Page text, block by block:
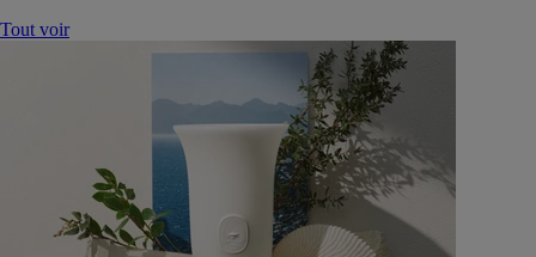
Tout voir